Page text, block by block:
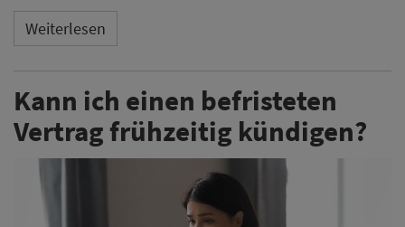
Weiterlesen
Kann ich einen befristeten
Vertrag frühzeitig kündigen?